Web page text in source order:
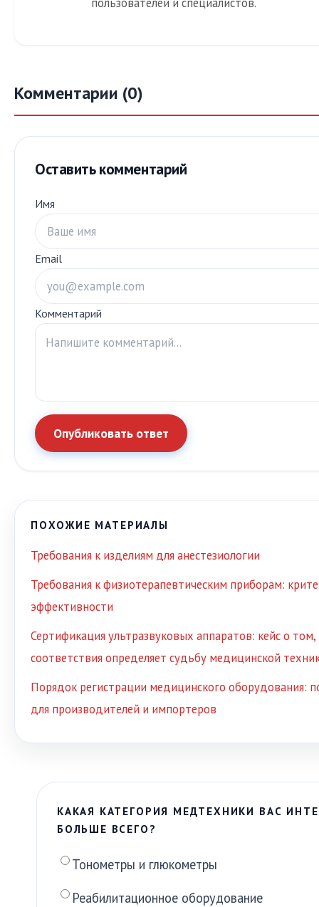
Комментарии (0)
Оставить комментарий
Имя
Email
Комментарий
Опубликовать ответ
ПОХОЖИЕ МАТЕРИАЛЫ
Требования к изделиям для анестезиологии
Требования к физиотерапевтическим приборам:
эффективности
Сертификация ультразвуковых аппаратов: кейс о
соответствия определяет судьбу медицинской
Порядок регистрации медицинского оборудования:
для производителей и импортеров
КАКАЯ КАТЕГОРИЯ МЕДТЕХНИКИ ВАС
БОЛЬШЕ ВСЕГО?
Тонометры и глюкометры
Реабилитационное оборудование